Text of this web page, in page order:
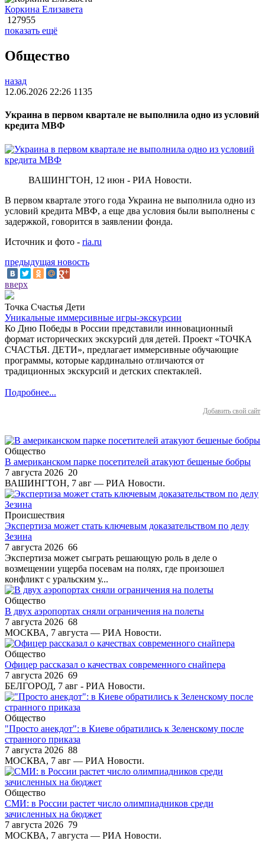
Коркина Елизавета
127955
показать ещё
Общество
назад
12.06.2026 22:26 1135
Украина в первом квартале не выполнила одно из условий
кредита МВФ
ВАШИНГТОН, 12 июн - РИА Новости.
В первом квартале этого года Украина не выполнила одно из
условий кредита МВФ, а еще два условия были выполнены с
задержкой, говорится в заявлении фонда.
Источник и фото - ria.ru
предыдущая новость
вверх
Точка Счастья Дети
Уникальные иммерсивные игры-экскурсии
Ко Дню Победы в России представили инновационный
формат исторических экскурсий для детей. Проект «ТОЧКА
СЧАСТЬЯ. ДЕТИ», предлагает иммерсивные обучающие
программы, которые кардинально отличаются от
традиционных экскурсий и детских спектаклей.
Подробнее...
Добавить свой сайт
Общество
В американском парке посетителей атакуют бешеные бобры
7 августа 2026 20
ВАШИНГТОН, 7 авг — РИА Новости.
Происшествия
Экспертиза может стать ключевым доказательством по делу
Зезина
7 августа 2026 66
Экспертиза может сыграть решающую роль в деле о
возмещении ущерба посевам на полях, где произошел
конфликт с уральским у...
Общество
В двух аэропортах сняли ограничения на полеты
7 августа 2026 68
МОСКВА, 7 августа — РИА Новости.
Общество
Офицер рассказал о качествах современного снайпера
7 августа 2026 69
БЕЛГОРОД, 7 авг - РИА Новости.
Общество
"Просто анекдот": в Киеве обратились к Зеленскому после
странного приказа
7 августа 2026 88
МОСКВА, 7 авг — РИА Новости.
Общество
СМИ: в России растет число олимпиадников среди
зачисленных на бюджет
7 августа 2026 79
МОСКВА, 7 августа — РИА Новости.